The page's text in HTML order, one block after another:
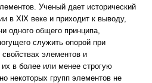
Ученый дает исторический
в XlX веке и приходит к выводу,
одного общего принципа,
служить опорой при
элементов и
в более или менее строгую
некоторых групп элементов не